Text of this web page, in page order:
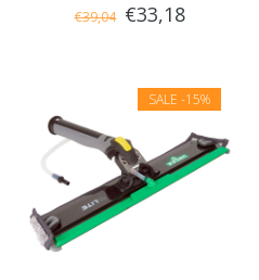
Compleet
€39,04 €33,18
SALE -15%